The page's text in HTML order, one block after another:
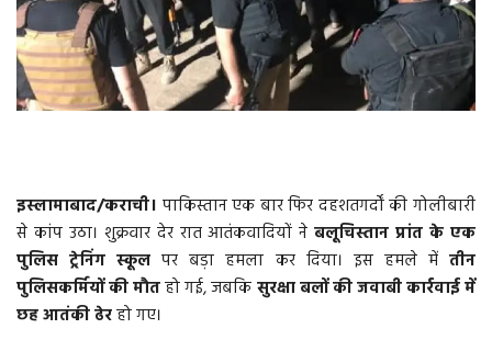
गैलरी
अंतरराष्ट्रीय
मौसम समाचार
दिल्ली
उत्तर प्रदेश
इस्लामाबाद/कराची। पाकिस्तान एक बार फिर दहशतगर्दों की गोलीबारी
से कांप उठा। शुक्रवार देर रात आतंकवादियों नेबलूचिस्तान प्रांत के एक
पुलिस ट्रेनिंग स्कूल पर बड़ा हमला कर दिया। इस हमले मेंतीन
पुलिसकर्मियों की मौतहो गई, जबकि सुरक्षा बलों की जवाबी कार्रवाई में
छह आतंकी ढेरहो गए।